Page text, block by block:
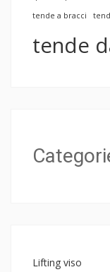
tende a bracci
tende
Lifting viso